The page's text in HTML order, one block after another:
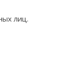
лиц.